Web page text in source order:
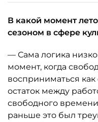
В какой момент
сезоном в сфере
— Сама логика
момент, когда
восприниматься как
остаток между
свободного
раньше это был